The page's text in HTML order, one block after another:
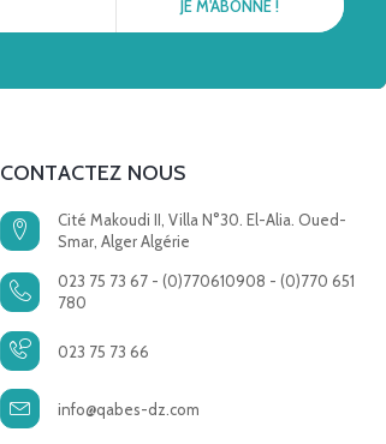
CONTACTEZ NOUS
Cité Makoudi II, Villa N°30. El-Alia. Oued-
Smar, Alger Algérie
023 75 73 67 - (0)770610908 - (0)770 651
780
023 75 73 66
info@qabes-dz.com